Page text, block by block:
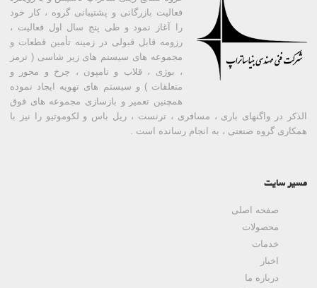
فعالیت بازرگانی و پشتیبانی گروه ، کار خود
را آغاز نمود و طی پنج سال اول فعالیت ،
رزومه قابل قبولی در زمینه تأمین قطعات و
مجموعه های سیستم های زیر شاسی ( ترمز
، بوژی ، قلاب و تامپون ، چرخ و محور و
متعلقات ) و سیستم های تهویه ایجاد نموده
همچنین تعمیر و بازسازی مجموعه های فوق
الذکر در واگنهای باری ، مسافری ، ترنست ، ریل باس و لکوموتیو را نیز با
همکاری گروه صنعتی ، به انجام رسانده است .
مسیر سایت
صفحه اصلی
محصولات
خدمات
اخبار
درباره ما